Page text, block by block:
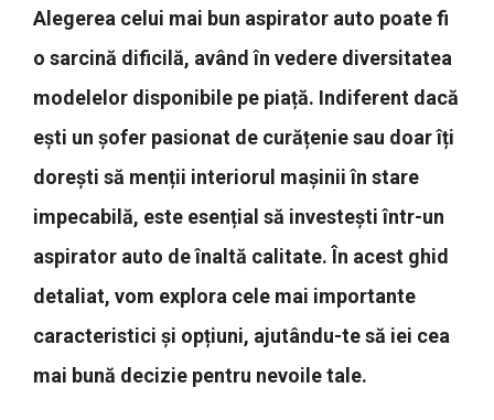
Alegerea celui mai bun aspirator auto poate fi
o sarcină dificilă, având în vedere diversitatea
modelelor disponibile pe piață. Indiferent dacă
ești un șofer pasionat de curățenie sau doar îți
dorești să menții interiorul mașinii în stare
impecabilă, este esențial să investești într-un
aspirator auto de înaltă calitate. În acest ghid
detaliat, vom explora cele mai importante
caracteristici și opțiuni, ajutându-te să iei cea
mai bună decizie pentru nevoile tale.